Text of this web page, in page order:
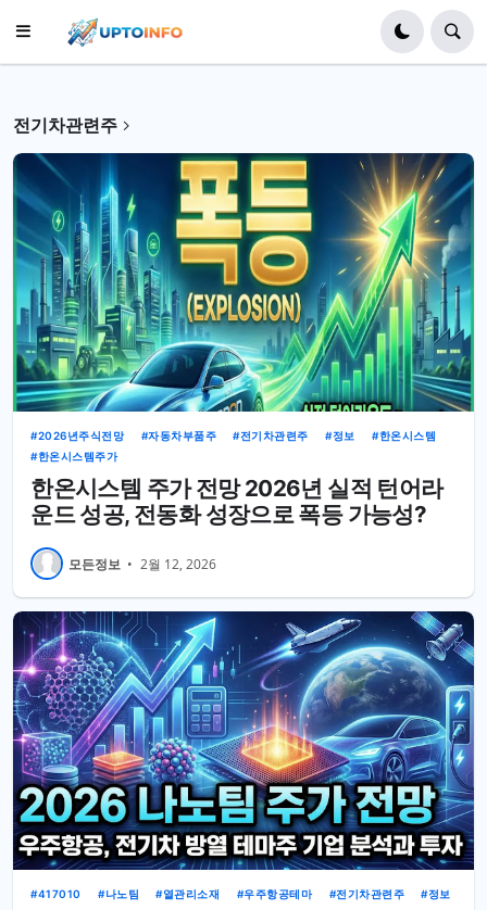
전기차관련주
2026년주식전망 자동차부품주 전기차관련주 정보
한온시스템
한온시스템주가
한온시스템 주가 전망 2026년 실적 턴어라
운드 성공, 전동화 성장으로 폭등 가능성?
모든정보 • 2월 12, 2026
417010 나노팀 열관리소재 우주항공테마 전기차관련주 정보